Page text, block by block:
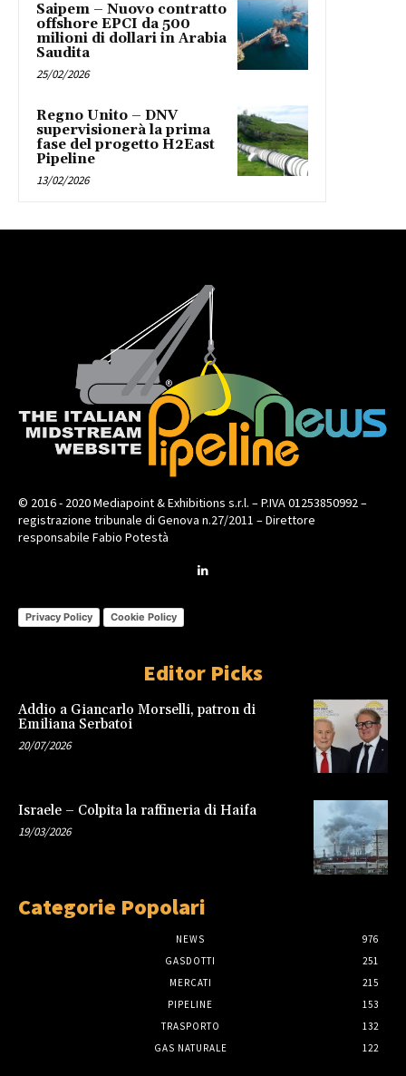
Saipem – Nuovo contratto
offshore EPCI da 500
milioni di dollari in Arabia
Saudita
25/02/2026
Regno Unito – DNV
supervisionerà la prima
fase del progetto H2East
Pipeline
13/02/2026
© 2016 - 2020 Mediapoint & Exhibitions s.r.l. – P.IVA 01253850992 –
registrazione tribunale di Genova n.27/2011 – Direttore
responsabile Fabio Potestà
Privacy Policy Cookie Policy
Editor Picks
Addio a Giancarlo Morselli, patron di
Emiliana Serbatoi
20/07/2026
Israele – Colpita la raffineria di Haifa
19/03/2026
Categorie Popolari
NEWS
976
GASDOTTI
251
MERCATI
215
PIPELINE
153
TRASPORTO
132
GAS NATURALE
122